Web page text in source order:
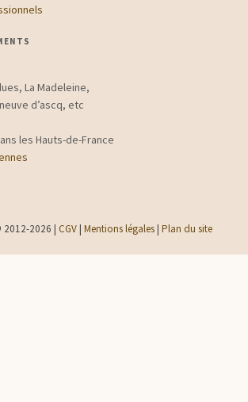
La Madeleine,
d’ascq, etc
les Hauts-de-France
2012-2026 | CGV| Mentions légales| Plan du site